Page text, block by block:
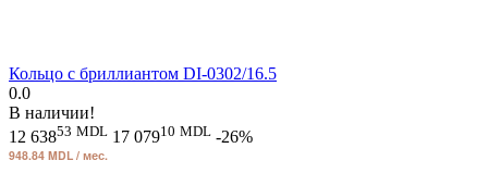
Кольцо с бриллиантом DI-0302/16.5
0.0
В наличии!
12 63853 MDL 17 07910 MDL -26%
948.84 MDL / мес.